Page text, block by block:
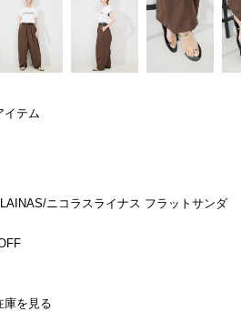
イテム
ニコラスライナス フラットサンダ
庫を見る